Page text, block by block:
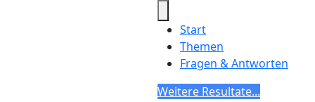
Start
Themen
Fragen & Antworten
Search
Weitere Resultate...